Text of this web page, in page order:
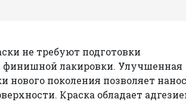
не требуют подготовки
финишной лакировки. Улучшенная
нового поколения позволяет
Краска обладает